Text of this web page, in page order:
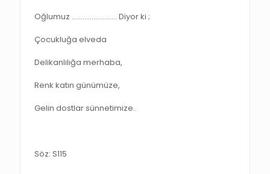
Oğlumuz ……………………. Diyor ki ;
Çocukluğa elveda
Delikanlılığa merhaba,
Renk katın günümüze,
Gelin dostlar sünnetimize..
Söz: S115